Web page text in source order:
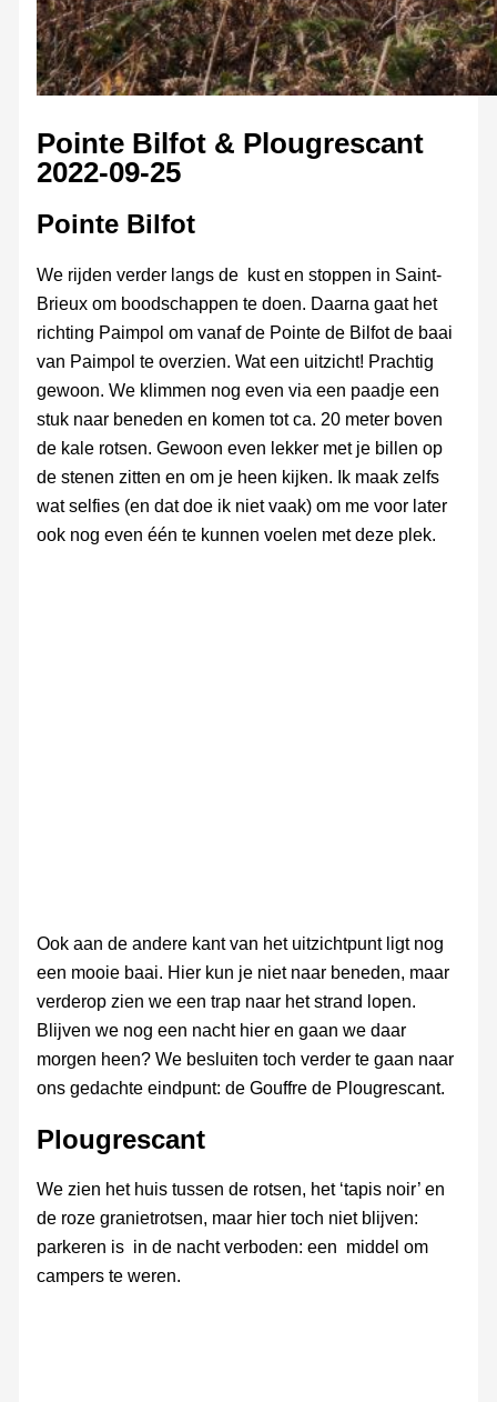
Pointe Bilfot & Plougrescant
2022-09-25
Pointe Bilfot
We rijden verder langs de kust en stoppen in Saint-
Brieux om boodschappen te doen. Daarna gaat het
richting Paimpol om vanaf de Pointe de Bilfot de baai
van Paimpol te overzien. Wat een uitzicht! Prachtig
gewoon. We klimmen nog even via een paadje een
stuk naar beneden en komen tot ca. 20 meter boven
de kale rotsen. Gewoon even lekker met je billen op
de stenen zitten en om je heen kijken. Ik maak zelfs
wat selfies (en dat doe ik niet vaak) om me voor later
ook nog even één te kunnen voelen met deze plek.
Ook aan de andere kant van het uitzichtpunt ligt nog
een mooie baai. Hier kun je niet naar beneden, maar
verderop zien we een trap naar het strand lopen.
Blijven we nog een nacht hier en gaan we daar
morgen heen? We besluiten toch verder te gaan naar
ons gedachte eindpunt: de Gouffre de Plougrescant.
Plougrescant
We zien het huis tussen de rotsen, het ‘tapis noir’ en
de roze granietrotsen, maar hier toch niet blijven:
parkeren is in de nacht verboden: een middel om
campers te weren.